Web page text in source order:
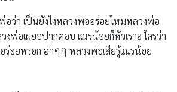
อว่า เป็นยังไงหลวงพ่ออร่อยไหมหลวงพ่อ
พ่อเผยอปากตอบ เณรน้อยก็หัวเราะ ใครว่า
ร่อยหรอก ฮ่าๆๆ หลวงพ่อเสียรู้เณรน้อย